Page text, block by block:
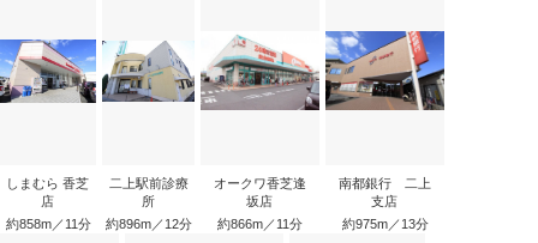
しまむら 香芝
店
約858m／11分
二上駅前診療
所
約896m／12分
オークワ香芝逢
坂店
約866m／11分
南都銀行 二上
支店
約975m／13分